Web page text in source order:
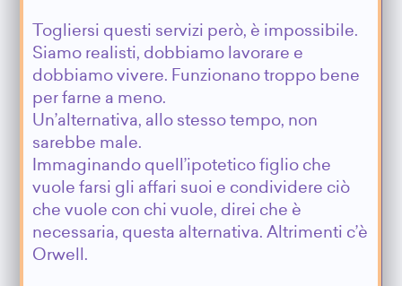
Togliersi questi servizi però, è impossibile.
Siamo realisti, dobbiamo lavorare e
dobbiamo vivere. Funzionano troppo bene
per farne a meno.
Un’alternativa, allo stesso tempo, non
sarebbe male.
Immaginando quell’ipotetico figlio che
vuole farsi gli affari suoi e condividere ciò
che vuole con chi vuole, direi che è
necessaria, questa alternativa. Altrimenti c’è
Orwell.